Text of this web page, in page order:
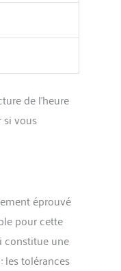
de l’heure
si vous
éprouvé
pour cette
constitue une
les tolérances